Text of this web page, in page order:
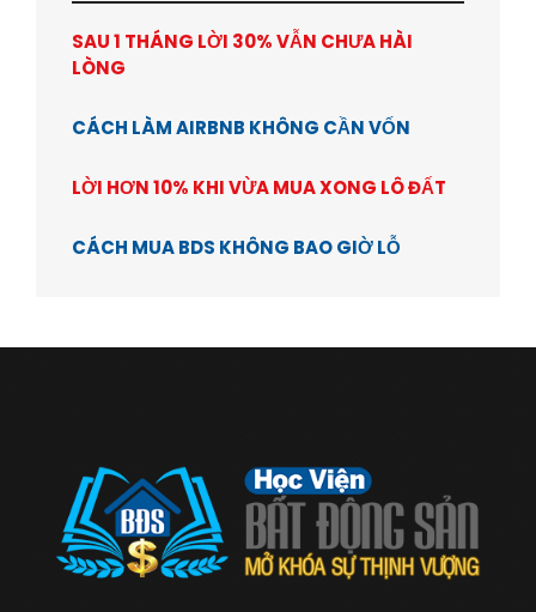
SAU 1 THÁNG LỜI 30% VẪN CHƯA HÀI
LÒNG
CÁCH LÀM AIRBNB KHÔNG CẦN VỐN
LỜI HƠN 10% KHI VỪA MUA XONG LÔ ĐẤT
CÁCH MUA BDS KHÔNG BAO GIỜ LỖ